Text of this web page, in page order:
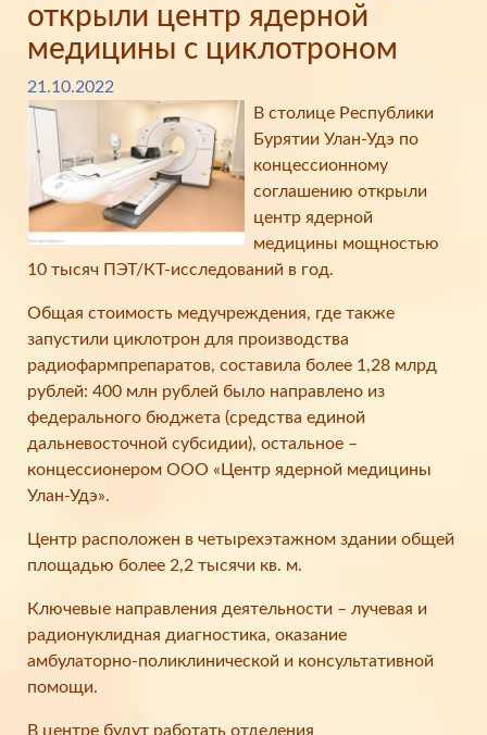
открыли центр ядерной
медицины с циклотроном
21.10.2022
В столице Республики
Бурятии Улан-Удэ по
концессионному
соглашению открыли
центр ядерной
медицины мощностью
10 тысяч ПЭТ/КТ-исследований в год.
Общая стоимость медучреждения, где также
запустили циклотрон для производства
радиофармпрепаратов, составила более 1,28 млрд
рублей: 400 млн рублей было направлено из
федерального бюджета (средства единой
дальневосточной субсидии), остальное –
концессионером ООО «Центр ядерной медицины
Улан-Удэ».
Центр расположен в четырехэтажном здании общей
площадью более 2,2 тысячи кв. м.
Ключевые направления деятельности – лучевая и
радионуклидная диагностика, оказание
амбулаторно-поликлинической и консультативной
помощи.
В центре будут работать отделения